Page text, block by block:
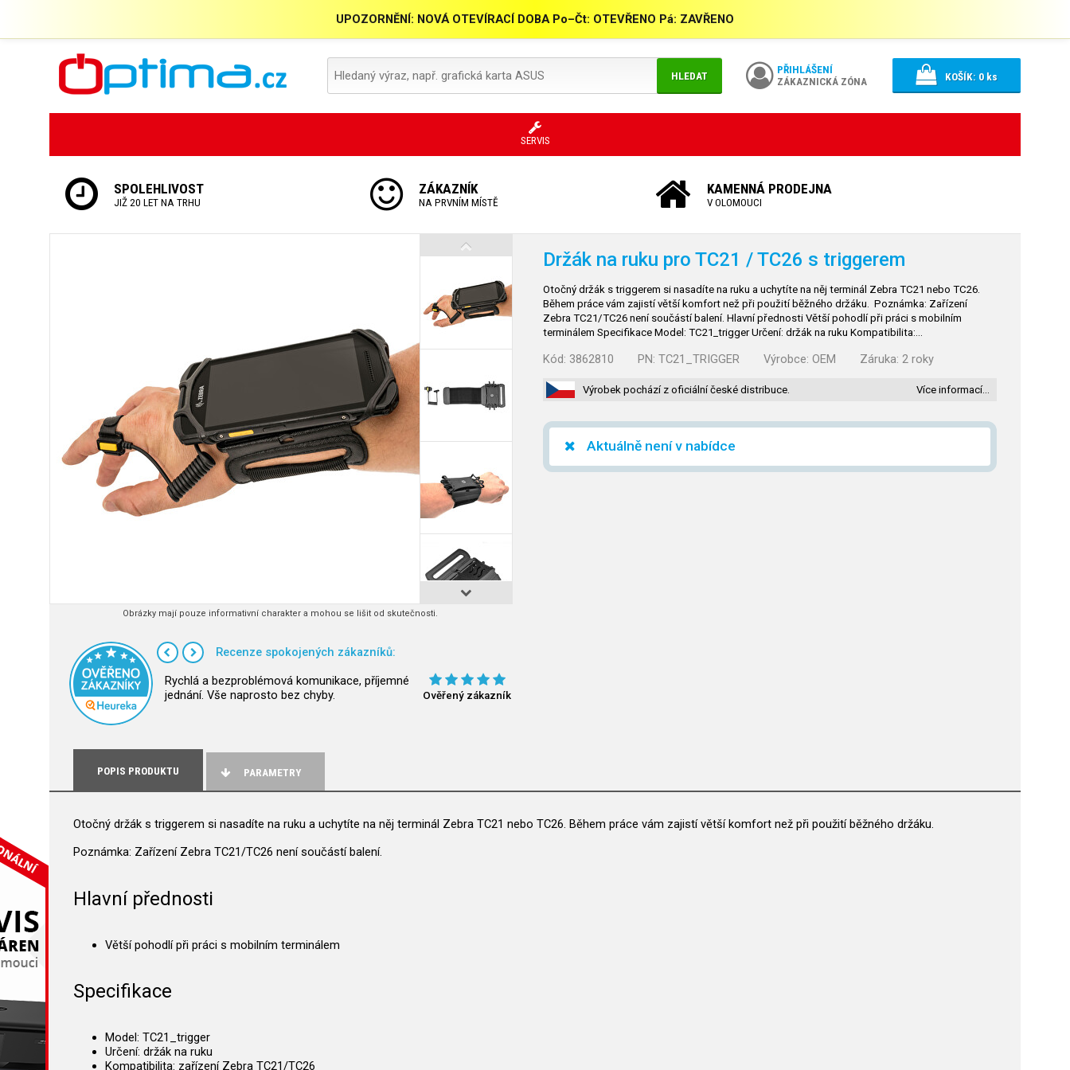
UPOZORNĚNÍ: NOVÁ OTEVÍRACÍ DOBA Po–Čt: OTEVŘENO Pá: ZAVŘENO
HLEDAT
PŘIHLÁŠENÍ
ZÁKAZNICKÁ ZÓNA
KOŠÍK: 0ks
SERVIS
SPOLEHLIVOST
JIŽ 20 LET NA TRHU
ZÁKAZNÍK
NA PRVNÍM MÍSTĚ
KAMENNÁ PRODEJNA
V OLOMOUCI
Obrázky mají pouze informativní charakter a mohou se lišit od skutečnosti.
Recenze spokojených zákazníků:
Rychlá a bezproblémová komunikace, příjemné
jednání. Vše naprosto bez chyby.
Ověřený zákazník
Držák na ruku pro TC21 / TC26 s triggerem
Otočný držák s triggerem si nasadíte na ruku a uchytíte na něj terminál Zebra TC21 nebo TC26.
Během práce vám zajistí větší komfort než při použití běžného držáku. Poznámka: Zařízení
Zebra TC21/TC26 není součástí balení. Hlavní přednosti Větší pohodlí při práci s mobilním
terminálem Specifikace Model: TC21_trigger Určení: držák na ruku Kompatibilita:…
Kód: 3862810 PN: TC21_TRIGGER Výrobce: OEM Záruka: 2 roky
Výrobek pochází z oficiální české distribuce. Více informací…
Aktuálně není v nabídce
POPIS PRODUKTU PARAMETRY
Otočný držák s triggerem si nasadíte na ruku a uchytíte na něj terminál Zebra TC21 nebo TC26. Během práce vám zajistí větší komfort než při použití běžného držáku.
Poznámka: Zařízení Zebra TC21/TC26 není součástí balení.
Hlavní přednosti
Větší pohodlí při práci s mobilním terminálem
Specifikace
Model: TC21_trigger
Určení: držák na ruku
Kompatibilita: zařízení Zebra TC21/TC26